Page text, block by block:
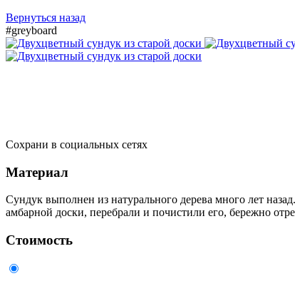
Вернуться назад
#greyboard
Сохрани в социальных сетях
Материал
Сундук выполнен из натурального дерева много лет
амбарной доски, перебрали и почистили его, бережно
Стоимость